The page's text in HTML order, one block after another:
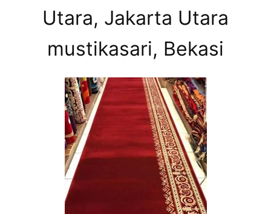
Utara, Jakarta Utara
mustikasari, Bekasi